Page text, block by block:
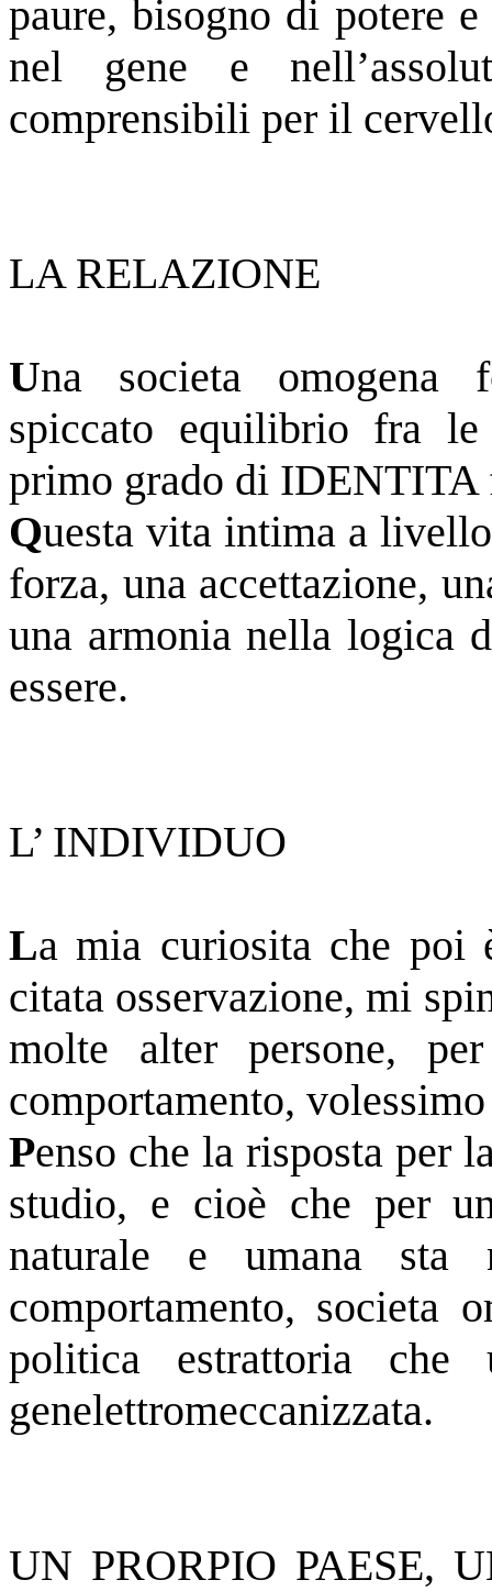
paure, bisogno di potere
nel gene e
comprensibili per il
LA RELAZIONE
Una societa omogena
spiccato equilibrio fra
primo grado di
Questa vita intima a
forza, una accettazione,
una armonia nella logica
essere.
L’ INDIVIDUO
La mia curiosita che poi
citata osservazione, mi
molte alter persone,
comportamento,
Penso che la risposta per
studio, e cioè che per
naturale e umana sta
comportamento, societa
politica estrattoria che
genelettromeccanizzata.
UN PRORPIO PAESE,